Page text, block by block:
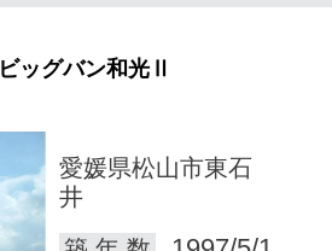
ビッグバン和光Ⅱ
愛媛県松山市東石
井